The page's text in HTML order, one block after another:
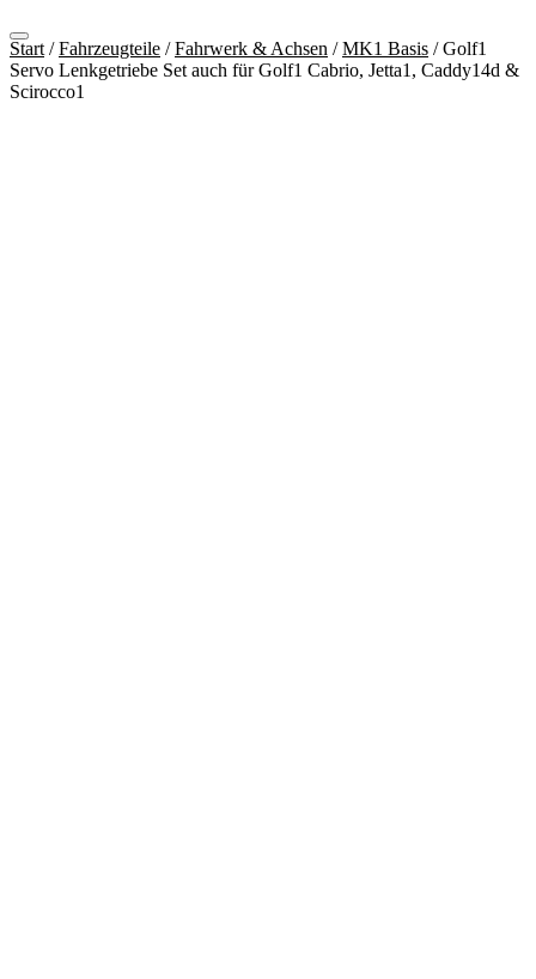
Start /Fahrzeugteile /Fahrwerk & Achsen /MK1 Basis / Golf1
Servo Lenkgetriebe Set auch für Golf1 Cabrio, Jetta1, Caddy14d &
Scirocco1